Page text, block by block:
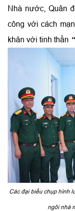
Nhà nước, Quân
công với cách
khăn với tinh thần “
Các đại biểu chụp hình
ngôi nhà